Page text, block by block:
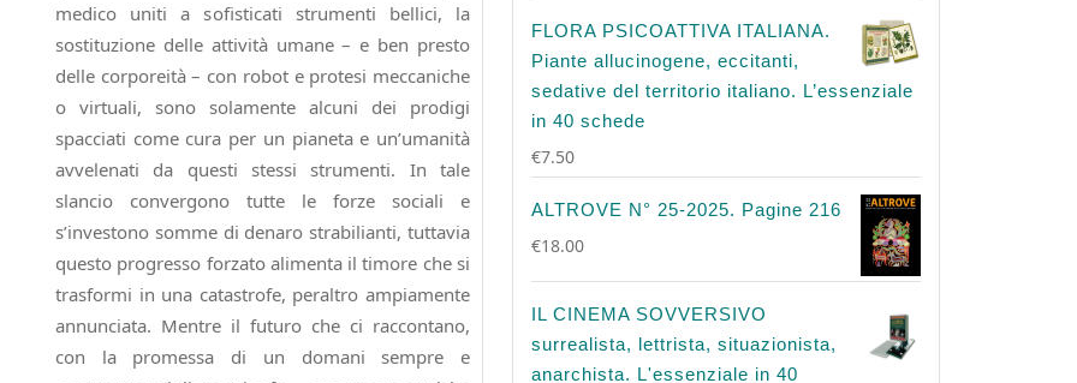
medico uniti a sofisticati strumenti bellici, la
sostituzione delle attività umane – e ben presto
delle corporeità – con robot e protesi meccaniche
o virtuali, sono solamente alcuni dei prodigi
spacciati come cura per un pianeta e un’umanità
avvelenati da questi stessi strumenti. In tale
slancio convergono tutte le forze sociali e
s’investono somme di denaro strabilianti, tuttavia
questo progresso forzato alimenta il timore che si
trasformi in una catastrofe, peraltro ampiamente
annunciata. Mentre il futuro che ci raccontano,
con la promessa di un domani sempre e
FLORA PSICOATTIVA ITALIANA.
Piante allucinogene, eccitanti,
sedative del territorio italiano. L’essenziale
in 40 schede
€7.50
ALTROVE N° 25-2025. Pagine 216
€18.00
IL CINEMA SOVVERSIVO
surrealista, lettrista, situazionista,
anarchista. L'essenziale in 40